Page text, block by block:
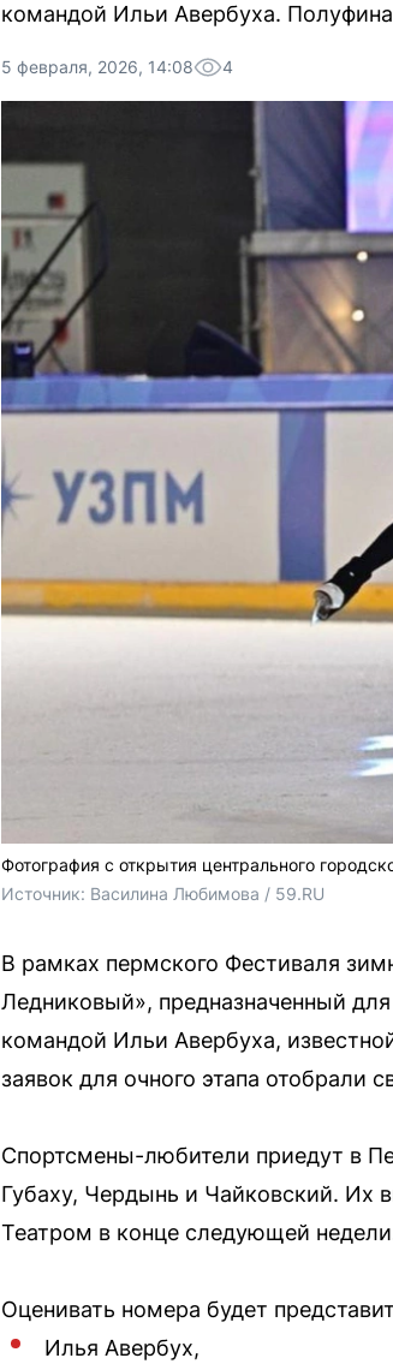
командой Ильи Авербуха.
5 февраля, 2026, 14:08 4
Фотография с открытия центрального
Источник: Василина Любимова / 59.RU
В рамках пермского Фестиваля
Ледниковый», предназначенный
командой Ильи Авербуха,
заявок для очного этапа отобрали
Спортсмены-любители приедут в
Губаху, Чердынь и Чайковский. Их
Театром в конце следующей
Оценивать номера будет
Илья Авербух,